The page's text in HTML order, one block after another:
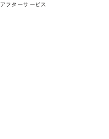
アフターサービス